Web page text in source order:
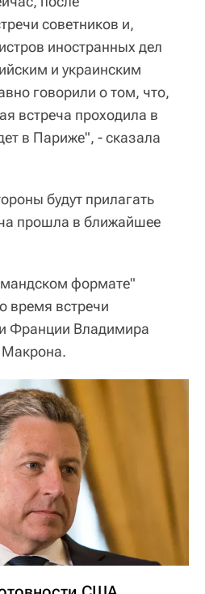
советников и,
иностранных дел
и украинским
говорили о том, что,
встреча проходила в
в Париже", - сказала
будут прилагать
прошла в ближайшее
формате"
время встречи
Франции Владимира